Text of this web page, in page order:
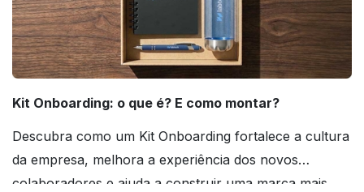
Kit Onboarding: o que é? E como montar?
Descubra como um Kit Onboarding fortalece a cultura
da empresa, melhora a experiência dos novos
colaboradores e ajuda a construir uma marca mais